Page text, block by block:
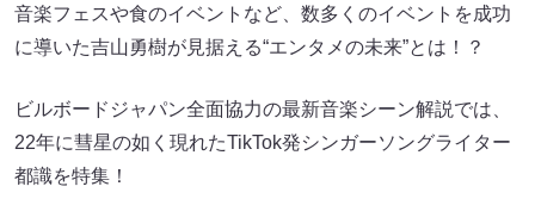
音楽フェスや食のイベントなど、数多くのイベントを成功
に導いた吉山勇樹が見据える“エンタメの未来”とは！？
ビルボードジャパン全面協力の最新音楽シーン解説では、
22年に彗星の如く現れたTikTok発シンガーソングライター
都識を特集！